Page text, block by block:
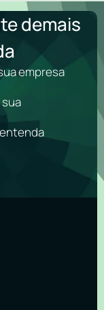
demais
empresa